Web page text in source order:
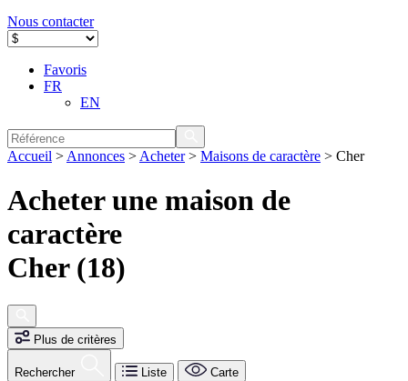
Nous contacter
Favoris
FR
EN
Accueil > Annonces > Acheter> Maisons de caractère > Cher
Acheter une maison de
caractère
Cher (18)
Plus de critères
Rechercher Liste Carte